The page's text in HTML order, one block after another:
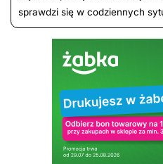
sprawdzi się w codziennych